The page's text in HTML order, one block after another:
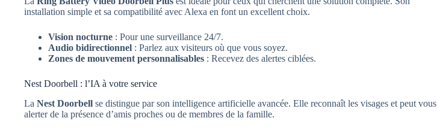
installation simple et sa compatibilité avec Alexa en font un excellent choix.
Vision nocturne : Pour une surveillance 24/7.
Audio bidirectionnel : Parlez aux visiteurs où que vous soyez.
Zones de mouvement personnalisables : Recevez des alertes ciblées.
Nest Doorbell : l’IA à votre service
La Nest Doorbell se distingue par son intelligence artificielle avancée. Elle reconnaît les visages et peut vous
alerter de la présence d’amis proches ou de membres de la famille.